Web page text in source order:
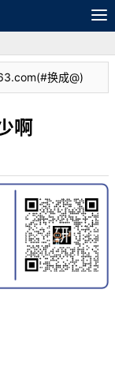
换成@)
啊